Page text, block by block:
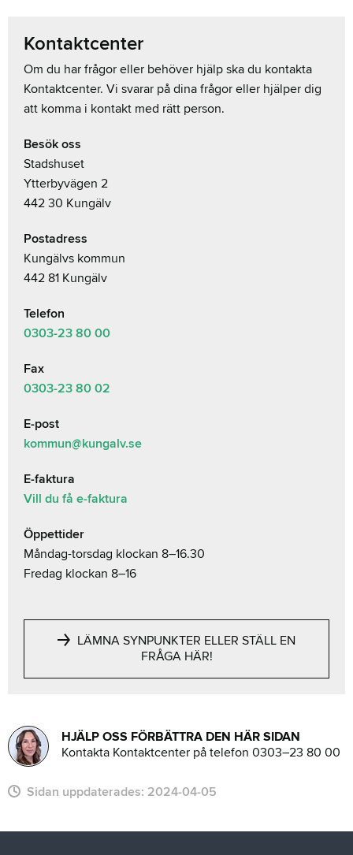
Kontaktcenter
Om du har frågor eller behöver hjälp ska du kontakta
Kontaktcenter. Vi svarar på dina frågor eller hjälper dig
att komma i kontakt med rätt person.
Besök oss
Stadshuset
Ytterbyvägen 2
442 30 Kungälv
Postadress
Kungälvs kommun
442 81 Kungälv
Telefon
0303-23 80 00
Fax
0303-23 80 02
E-post
kommun@kungalv.se
E-faktura
Vill du få e-faktura
Öppettider
Måndag-torsdag klockan 8–16.30
Fredag klockan 8–16
LÄMNA SYNPUNKTER ELLER STÄLL EN
FRÅGA HÄR!
HJÄLP OSS FÖRBÄTTRA DEN HÄR SIDAN
Kontakta Kontaktcenter på telefon 0303–23 80 00
Sidan uppdaterades: 2024-04-05